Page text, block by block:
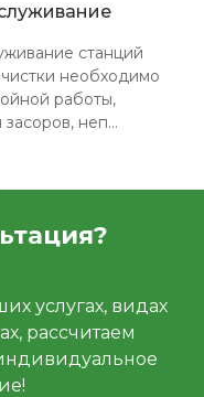
станций
необходимо
работы,
неп...
услугах, видах
рассчитаем